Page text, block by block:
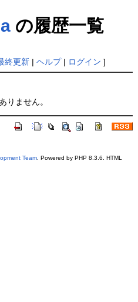
の履歴一覧
終更新| ヘルプ| ログイン ]
りません。
Team. Powered by PHP 8.3.6. HTML